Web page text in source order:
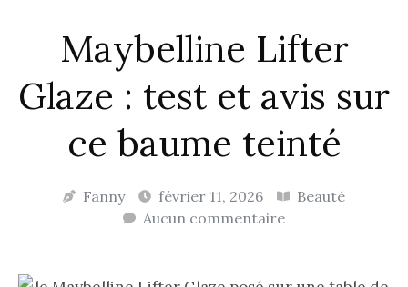
Maybelline Lifter
Glaze : test et avis sur
ce baume teinté
Fanny février 11, 2026
Beauté
Aucun commentaire